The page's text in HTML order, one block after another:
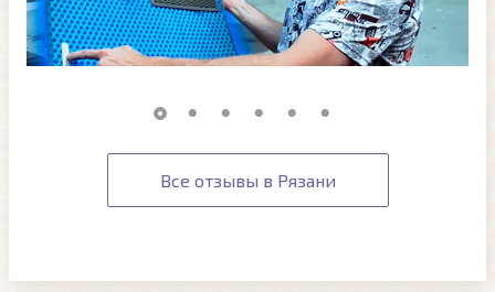
Все отзывы в Рязани